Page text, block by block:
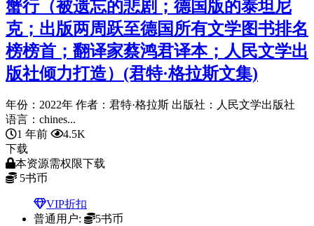
蟹行（被遗忘的悲剧；德国版的泰坦尼
克；出版两周跃至德国所有文学图书排名
榜榜首；翻译家蔡鸿君译本；人民文学出
版社倾力打造）(君特·格拉斯文集)
年份：2022年 作者：君特·格拉斯 出版社：人民文学出版社
语言：chines...
1 年前
4.5K
下载
本资源需权限下载
5书币
VIP折扣
普通用户:
5书币